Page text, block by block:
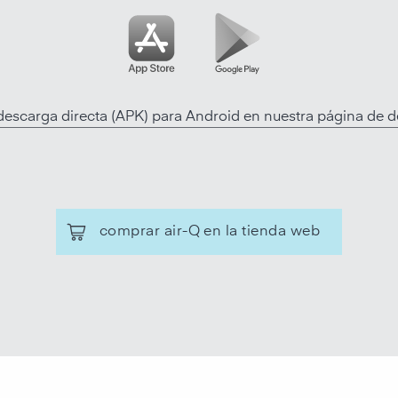
directa (APK) para Android en nuestra página de
comprar air-Q en la tienda web